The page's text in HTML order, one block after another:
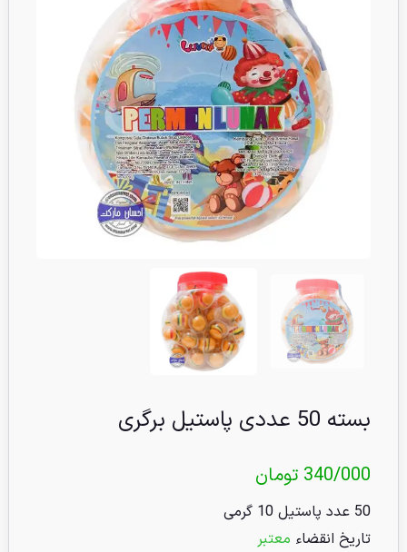
بسته 50 عددی پاستیل برگری
340/000 تومان
50 عدد پاستیل 10 گرمی
تاریخ انقضاء معتبر